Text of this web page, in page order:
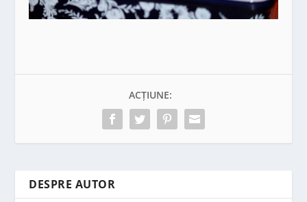
ACȚIUNE:
DESPRE AUTOR